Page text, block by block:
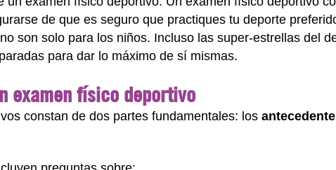
de que es seguro que practiques tu deporte
son solo para los niños. Incluso las super-estrellas del
para dar lo máximo de sí mismas.
examen físico deportivo
constan de dos partes fundamentales: los